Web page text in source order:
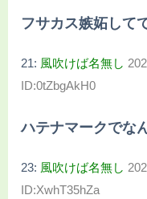
フサカス嫉妬して
21: 風吹けば名無し
ID:0tZbgAkH0
ハテナマークでな
23: 風吹けば名無し
ID:XwhT35hZa